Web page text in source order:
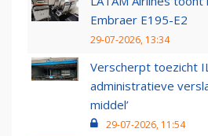
Embraer E195-E2
29-07-2026, 13:34
Verscherpt toezicht
administratieve
middel’
29-07-2026, 11:54